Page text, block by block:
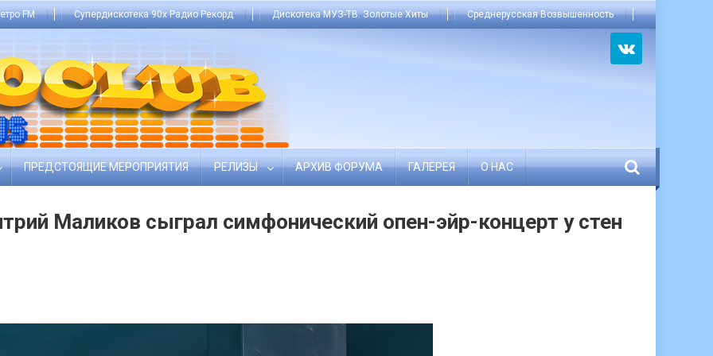
FM Супердискотека 90х Радио Рекорд Дискотека МУЗ-ТВ. Золотые Хиты Среднерусская Возвышенность
ПРЕДСТОЯЩИЕ МЕРОПРИЯТИЯ РЕЛИЗЫ АРХИВ ФОРУМА ГАЛЕРЕЯ О НАС
Маликов сыграл симфонический опен-эйр-концерт у стен